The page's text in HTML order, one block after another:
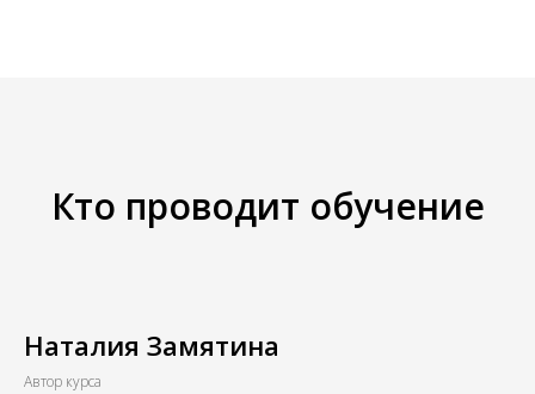
Кто проводит обучение
Наталия Замятина
Автор курса